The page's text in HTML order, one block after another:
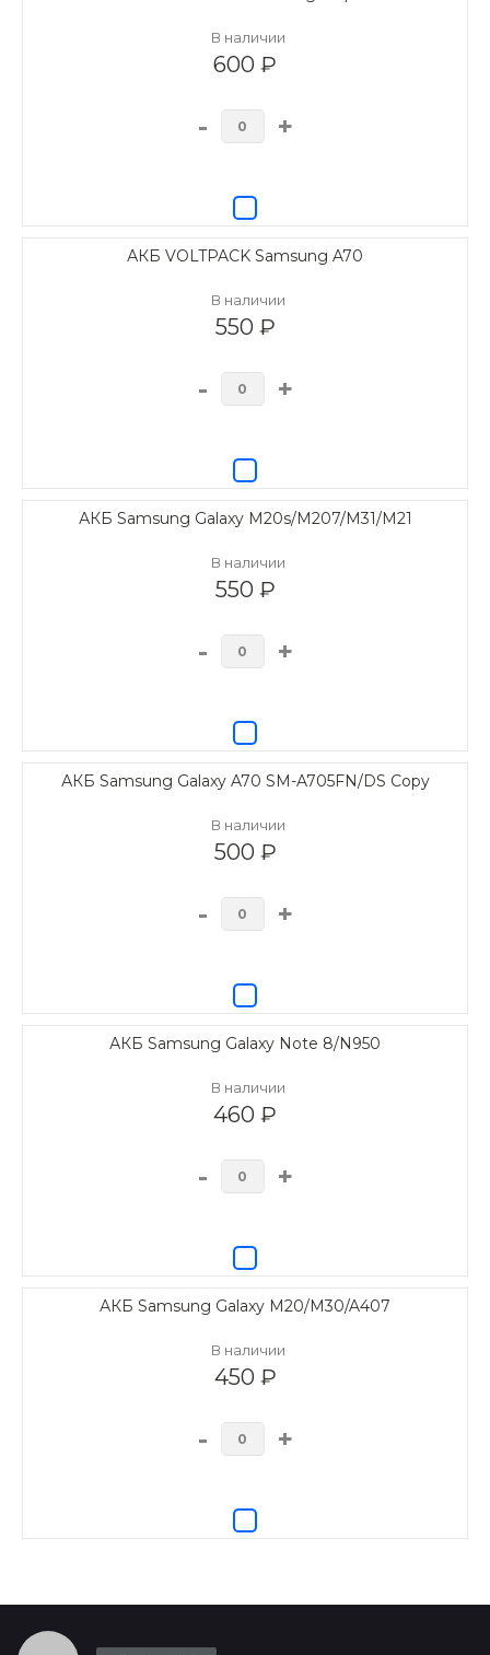
В наличии
600 ₽
- +
АКБ VOLTPACK Samsung A70
В наличии
550 ₽
- +
АКБ Samsung Galaxy M20s/M207/M31/M21
В наличии
550 ₽
- +
АКБ Samsung Galaxy A70 SM-A705FN/DS Copy
В наличии
500 ₽
- +
АКБ Samsung Galaxy Note 8/N950
В наличии
460 ₽
- +
АКБ Samsung Galaxy M20/M30/A407
В наличии
450 ₽
- +